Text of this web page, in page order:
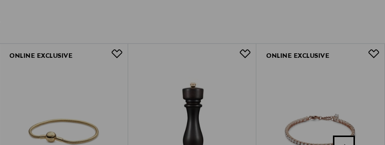
ONLINE EXCLUSIVE ONLINE EXCLUSIVE